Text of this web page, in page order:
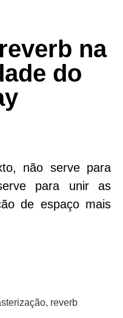
na
do
não serve para
para unir as
de espaço mais